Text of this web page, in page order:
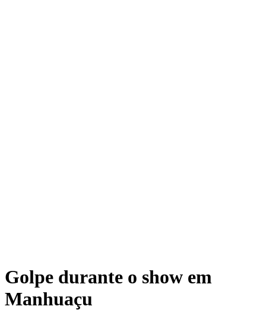
Golpe durante o show em
Manhuaçu